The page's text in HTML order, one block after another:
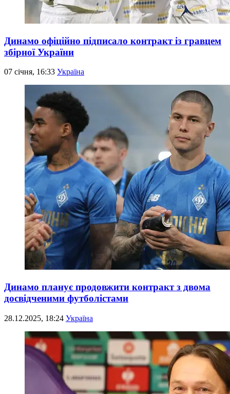
Динамо офіційно підписало контракт із гравцем
збірної України
07 січня, 16:33 Україна
Динамо планує продовжити контракт з двома
досвідченими футболістами
28.12.2025, 18:24 Україна